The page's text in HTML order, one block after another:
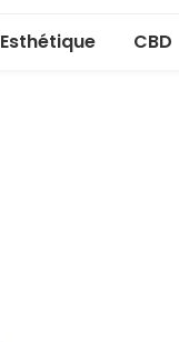
Esthétique CBD